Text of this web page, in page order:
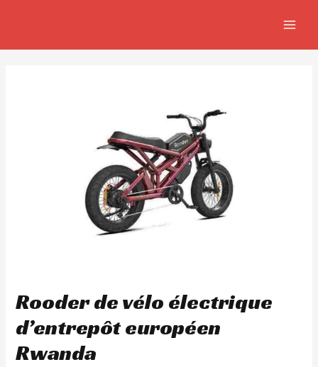
Rooder de vélo électrique
d’entrepôt européen
Rwanda